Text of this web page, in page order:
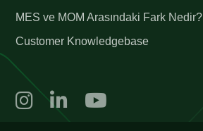
MES ve MOM Arasındaki Fark Nedir?
Customer Knowledgebase